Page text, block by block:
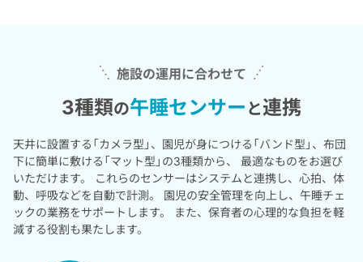
施設の運用に合わせて
3種類の午睡センサー と連携
天井に設置する「カメラ型」、園児が身につける「バンド型」、 布団
下に簡単に敷ける「マット型」の3種類から、
最適なものをお選び
いただけます。
これらのセンサーはシステムと連携し、心拍、体
動、呼吸などを自動で計測。 園児の安全管理を向上し、午睡チェ
ックの業務をサポートします。
また、保育者の心理的な負担を軽
減する役割も果たします。